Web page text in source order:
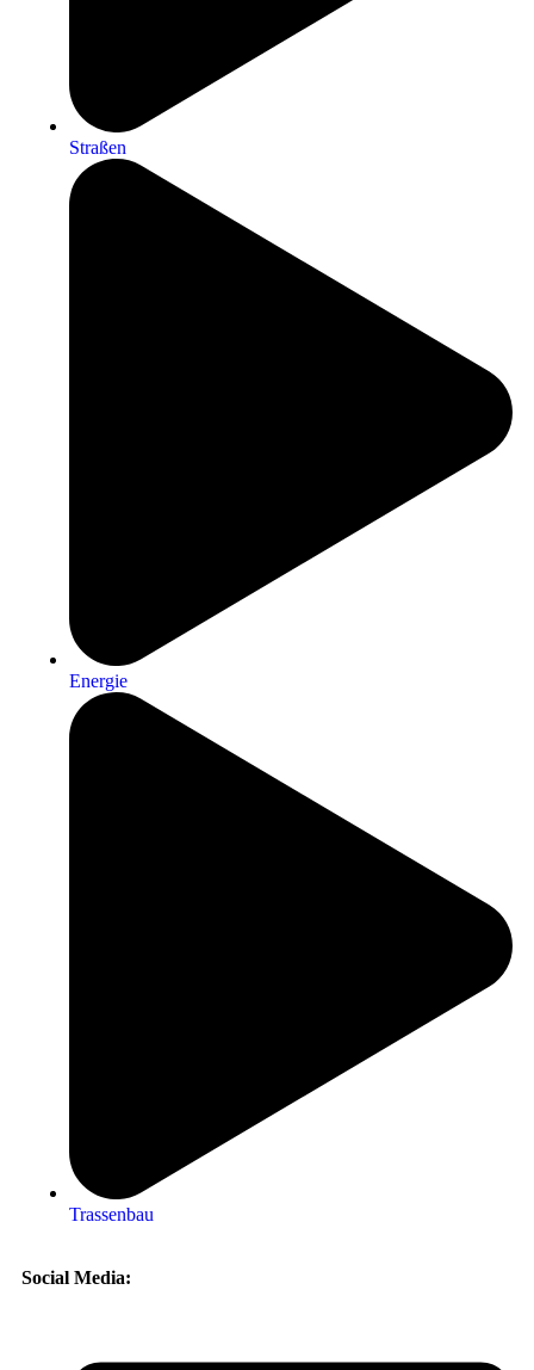
Straßen
Energie
Trassenbau
Social Media: